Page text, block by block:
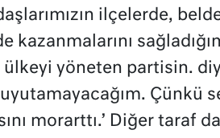
ilçelerde,
kazanmalarını
ülkeyi yöneten partisin.
uyutamayacağım. Çünkü
morarttı.’ Diğer taraf